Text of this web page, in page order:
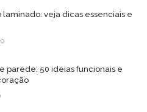
laminado: veja dicas essenciais e
parede: 50 ideias funcionais e